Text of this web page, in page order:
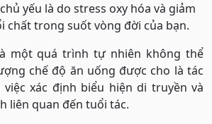
yếu là do stress oxy hóa và giảm
chất trong suốt vòng đời của bạn.
một quá trình tự nhiên không thể
chế độ ăn uống được cho là tác
xác định biểu hiện di truyền và
liên quan đến tuổi tác.